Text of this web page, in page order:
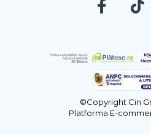
©Copyright Cin
Platforma E-